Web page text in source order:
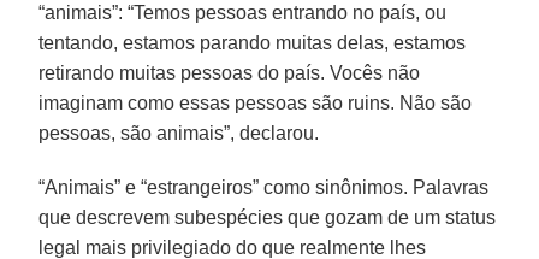
“animais”: “Temos pessoas entrando no país, ou
tentando, estamos parando muitas delas, estamos
retirando muitas pessoas do país. Vocês não
imaginam como essas pessoas são ruins. Não são
pessoas, são animais”, declarou.
“Animais” e “estrangeiros” como sinônimos. Palavras
que descrevem subespécies que gozam de um status
legal mais privilegiado do que realmente lhes